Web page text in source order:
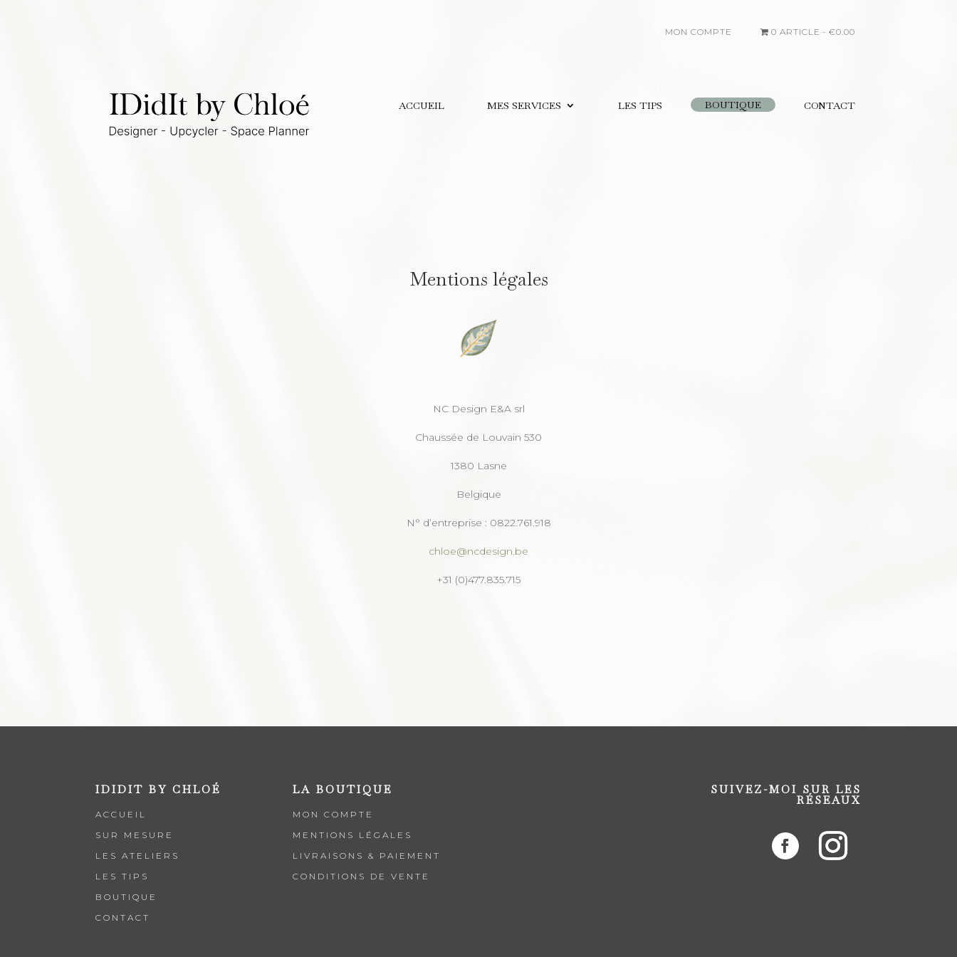
MON COMPTE 0 ARTICLE €0.00
ACCUEIL MES SERVICES LES TIPS BOUTIQUE CONTACT
Mentions légales
NC Design E&A srl
Chaussée de Louvain 530
1380 Lasne
Belgique
N° d’entreprise : 0822.761.918
chloe@ncdesign.be
+31 (0)477.835.715
IDIDIT BY CHLOÉ
ACCUEIL
SUR MESURE
LES ATELIERS
LES TIPS
BOUTIQUE
CONTACT
LA BOUTIQUE
MON COMPTE
MENTIONS LÉGALES
LIVRAISONS & PAIEMENT
CONDITIONS DE VENTE
SUIVEZ-MOI SUR LES
RÉSEAUX